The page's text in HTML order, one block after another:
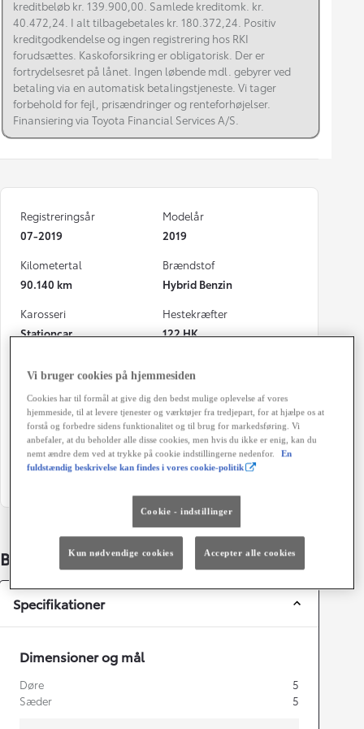
kreditbeløb kr. 139.900,00. Samlede kreditomk. kr.
40.472,24. I alt tilbagebetales kr. 180.372,24. Positiv
kreditgodkendelse og ingen registrering hos RKI
forudsættes. Kaskoforsikring er obligatorisk. Der er
fortrydelsesret på lånet. Ingen løbende mdl. gebyrer ved
betaling via en automatisk betalingstjeneste. Vi tager
forbehold for fejl, prisændringer og renteforhøjelser.
Finansiering via Toyota Financial Services A/S.
Registreringsår
07-2019
Modelår
2019
Kilometertal
90.140 km
Brændstof
Hybrid Benzin
Karosseri
Stationcar
Hestekræfter
122 HK
76 g/km
Automatisk gearkasse
Døre
Farve
Flame Red
Grøn ejerafgift (årligt)
Bildetaljer
Specifikationer
Dimensioner og mål
Døre
5
Sæder
5
Vi bruger cookies på hjemmesiden
Cookies har til formål at give dig den bedst mulige oplevelse af vores
hjemmeside, til at levere tjenester og værktøjer fra tredjepart, for at hjælpe os at
forstå og forbedre sidens funktionalitet og til brug for markedsføring. Vi
anbefaler, at du beholder alle disse cookies, men hvis du ikke er enig, kan du
nemt ændre dem ved at trykke på cookie indstillingerne nedenfor.
En
fuldstændig beskrivelse kan findes i vores cookie-politik
Cookie - indstillinger
Kun nødvendige cookies Accepter alle cookies